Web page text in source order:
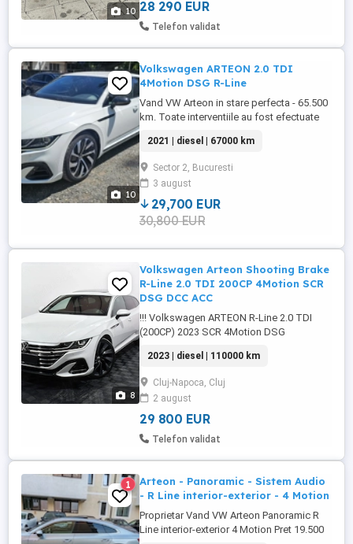
10
Comenzi pe Volan Padele Pilot ...
28 290 EUR
Telefon validat
10
Volkswagen ARTEON 2.0 TDI
4Motion DSG R-Line
Vand VW Arteon in stare perfecta - 65.500
km. Toate interventiile au fost efectuate
anvelope 245 40 R19 - DOT 2025 Pirelli p
zero pz5 si jante Montevidelo 19 - Set roti
de iarna cu jante Sebring 8,0 x 18 si
anvelope Continental - Faruri IQ.Light LED
Matrix - ...
2021 | diesel | 67000 km
Sector 2, Bucuresti
3 august
29,700 EUR
30,800 EUR
8
Volkswagen Arteon Shooting Brake
R-Line 2.0 TDI 200CP 4Motion SCR
DSG DCC ACC
!!! Volkswagen ARTEON R-Line 2.0 TDI
(200CP) 2023 SCR 4Motion DSG
sasiu la cerere Specificații: * Culoare: Alb
perlat * Tip combustibil: Motorină *
Capacitate motor: 1968 cmc * Putere
motor: 200 CP * Transmisie: Automată
DSG * Standard de emisii: Euro 6 *
ISTORIC ...
2023 | diesel | 110000 km
Cluj-Napoca, Cluj
2 august
29 800 EUR
Telefon validat
1
Arteon - Panoramic - Sistem Audio
- R Line interior-exterior - 4 Motion
Proprietar Vand VW Arteon Panoramic R
Line interior-exterior 4 Motion Pret 19.500